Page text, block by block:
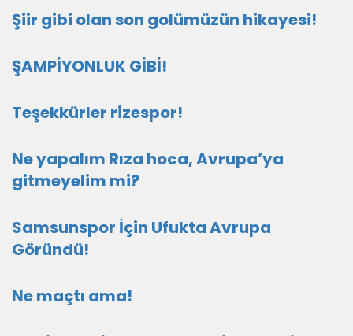
Şiir gibi olan son golümüzün hikayesi!
ŞAMPİYONLUK GİBİ!
Teşekkürler rizespor!
Ne yapalım Rıza hoca, Avrupa’ya
gitmeyelim mi?
Samsunspor İçin Ufukta Avrupa
Göründü!
Ne maçtı ama!